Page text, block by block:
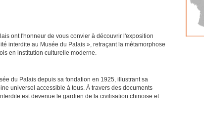
ont l'honneur de vous convier à découvrir l'exposition
interdite au Musée du Palais », retraçant la métamorphose
en institution culturelle moderne.
du Palais depuis sa fondation en 1925, illustrant sa
universel accessible à tous. À travers des documents
est devenue le gardien de la civilisation chinoise et